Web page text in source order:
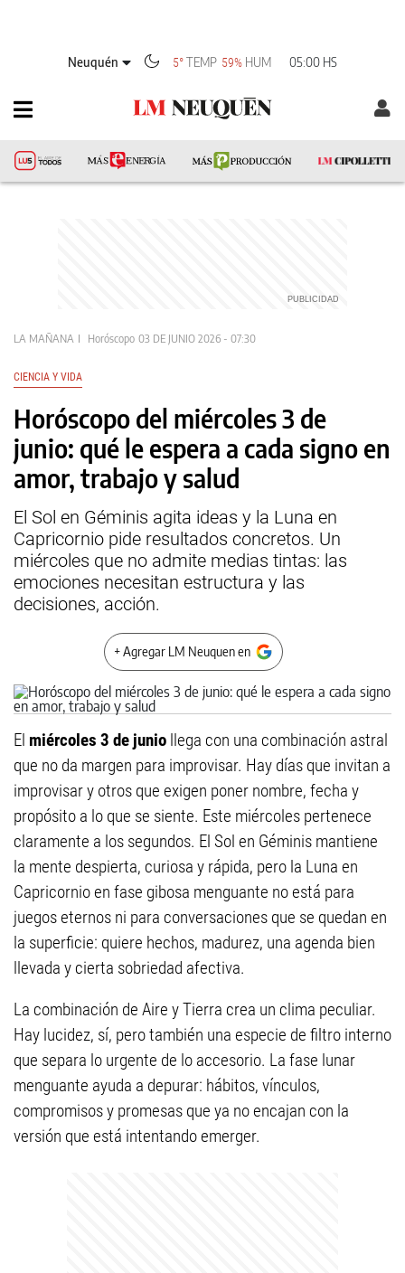
Neuquén 5° TEMP 59% HUM 05:00 HS
LA MAÑANA Horóscopo 03 DE JUNIO 2026 - 07:30
CIENCIA Y VIDA
Horóscopo del miércoles 3 de
junio: qué le espera a cada signo en
amor, trabajo y salud
El Sol en Géminis agita ideas y la Luna en
Capricornio pide resultados concretos. Un
miércoles que no admite medias tintas: las
emociones necesitan estructura y las
decisiones, acción.
+ Agregar LM Neuquen en
El miércoles 3 de junio llega con una combinación astral
que no da margen para improvisar. Hay días que invitan a
improvisar y otros que exigen poner nombre, fecha y
propósito a lo que se siente. Este miércoles pertenece
claramente a los segundos. El Sol en Géminis mantiene
la mente despierta, curiosa y rápida, pero la Luna en
Capricornio en fase gibosa menguante no está para
juegos eternos ni para conversaciones que se quedan en
la superficie: quiere hechos, madurez, una agenda bien
llevada y cierta sobriedad afectiva.
La combinación de Aire y Tierra crea un clima peculiar.
Hay lucidez, sí, pero también una especie de filtro interno
que separa lo urgente de lo accesorio. La fase lunar
menguante ayuda a depurar: hábitos, vínculos,
compromisos y promesas que ya no encajan con la
versión que está intentando emerger.